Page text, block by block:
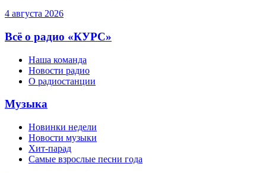
4 августа 2026
Всё о радио «КУРС»
Наша команда
Новости радио
О радиостанции
Музыка
Новинки недели
Новости музыки
Хит-парад
Самые взрослые песни года